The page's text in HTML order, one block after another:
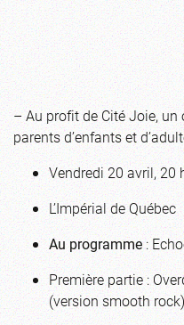
– Au profit de Cité Joie,
parents d’enfants et
Vendredi 20 avril, 20
L’Impérial de Québec
Au programme:
Première partie :
(version smooth rock)